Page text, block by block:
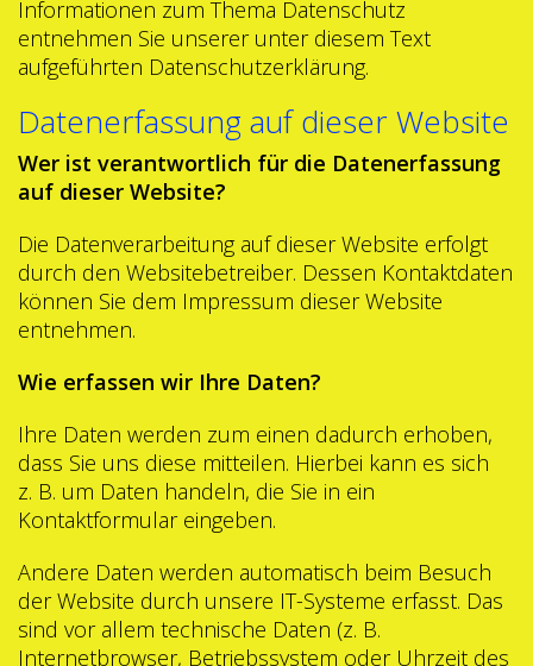
Informationen zum Thema Datenschutz
entnehmen Sie unserer unter diesem Text
aufgeführten Datenschutzerklärung.
Datenerfassung auf dieser Website
Wer ist verantwortlich für die Datenerfassung
auf dieser Website?
Die Datenverarbeitung auf dieser Website erfolgt
durch den Websitebetreiber. Dessen Kontaktdaten
können Sie dem Impressum dieser Website
entnehmen.
Wie erfassen wir Ihre Daten?
Ihre Daten werden zum einen dadurch erhoben,
dass Sie uns diese mitteilen. Hierbei kann es sich
z. B. um Daten handeln, die Sie in ein
Kontaktformular eingeben.
Andere Daten werden automatisch beim Besuch
der Website durch unsere IT-Systeme erfasst. Das
sind vor allem technische Daten (z. B.
Internetbrowser, Betriebssystem oder Uhrzeit des